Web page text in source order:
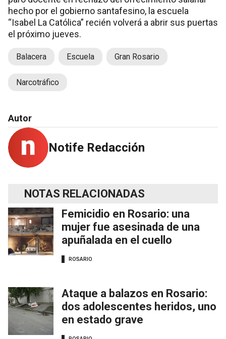
hecho por el gobierno santafesino, la escuela
“Isabel La Católica” recién volverá a abrir sus puertas
el próximo jueves.
Balacera Escuela Gran Rosario
Narcotráfico
Autor
Notife Redacción
NOTAS RELACIONADAS
Femicidio en Rosario: una
mujer fue asesinada de una
apuñalada en el cuello
ROSARIO
Ataque a balazos en Rosario:
dos adolescentes heridos, uno
en estado grave